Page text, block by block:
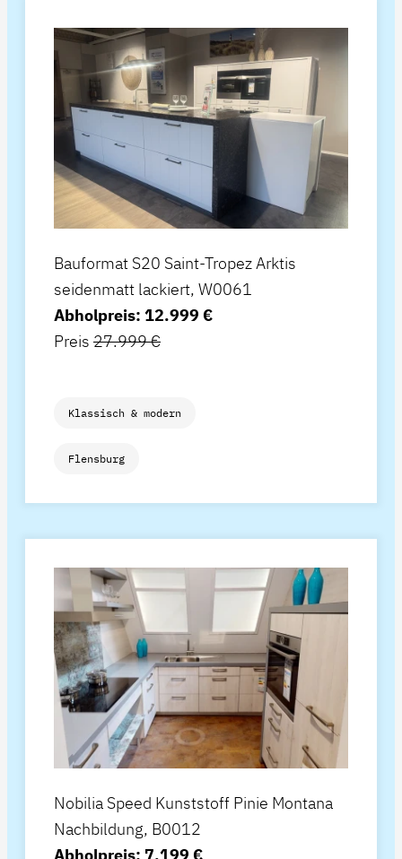
Bauformat S20 Saint-Tropez Arktis
seidenmatt lackiert, W0061
Abholpreis: 12.999 €
Preis 27.999 €
Klassisch & modern
Flensburg
Nobilia Speed Kunststoff Pinie Montana
Nachbildung, B0012
Abholpreis: 7.199 €